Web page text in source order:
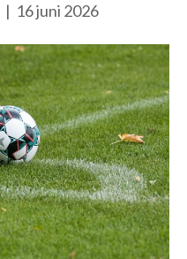
| 16 juni 2026